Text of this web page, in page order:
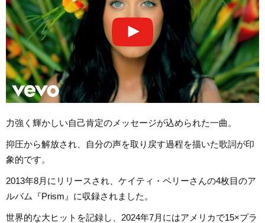
力強く輝かしい自己肯定のメッセージが込められた一曲。
抑圧から解放され、自分の声を取り戻す過程を描いた歌詞が印
象的です。
2013年8月にリリースされ、ケイティ・ペリーさんの4枚目のア
ルバム『Prism』に収録されました。
世界的な大ヒットを記録し、2024年7月にはアメリカで15×プラ